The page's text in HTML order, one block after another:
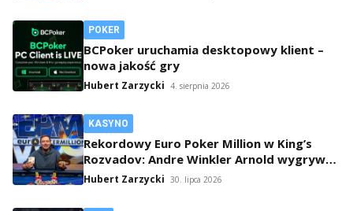
POKER
BCPoker uruchamia desktopowy klient –
nowa jakość gry
Hubert Zarzycki 4. sierpnia 2026
KASYNO
Rekordowy Euro Poker Million w King’s
Rozvadov: Andre Winkler Arnold wygrywa
po 16-godzinnym maratonie
Hubert Zarzycki 30. lipca 2026